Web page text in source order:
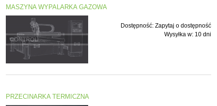
MASZYNA WYPALARKA GAZOWA
Dostępność: Zapytaj o dostępność
Wysyłka w: 10 dni
PRZECINARKA TERMICZNA